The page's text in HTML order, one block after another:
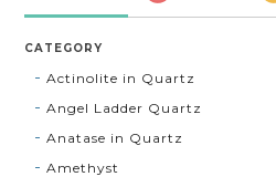
CATEGORY
Actinolite in Quartz
Angel Ladder Quartz
Anatase in Quartz
Amethyst